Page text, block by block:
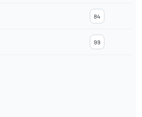
84
99